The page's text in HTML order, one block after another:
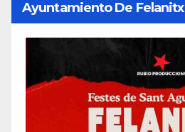
Ayuntamiento De Felanitx